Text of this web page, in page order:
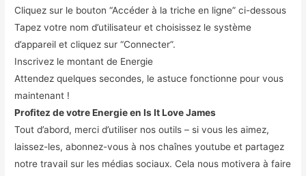
Cliquez sur le bouton “Accéder à la triche en ligne” ci-dessous
Tapez votre nom d’utilisateur et choisissez le système
d’appareil et cliquez sur “Connecter”.
Inscrivez le montant de Energie
Attendez quelques secondes, le astuce fonctionne pour vous
maintenant !
Profitez de votre Energie en Is It Love James
Tout d’abord, merci d’utiliser nos outils – si vous les aimez,
laissez-les, abonnez-vous à nos chaînes youtube et partagez
notre travail sur les médias sociaux. Cela nous motivera à faire